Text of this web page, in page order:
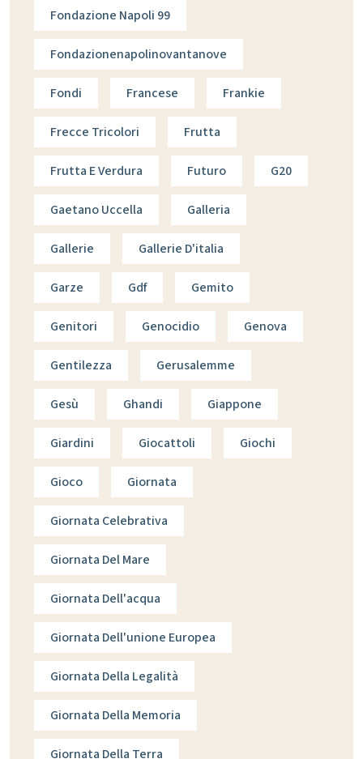
Fondazione Napoli 99
Fondazionenapolinovantanove
Fondi Francese Frankie
Frecce Tricolori Frutta
Frutta E Verdura Futuro G20
Gaetano Uccella Galleria
Gallerie Gallerie D'italia
Garze Gdf Gemito
Genitori Genocidio Genova
Gentilezza Gerusalemme
Gesù Ghandi Giappone
Giardini Giocattoli Giochi
Gioco Giornata
Giornata Celebrativa
Giornata Del Mare
Giornata Dell'acqua
Giornata Dell'unione Europea
Giornata Della Legalità
Giornata Della Memoria
Giornata Della Terra